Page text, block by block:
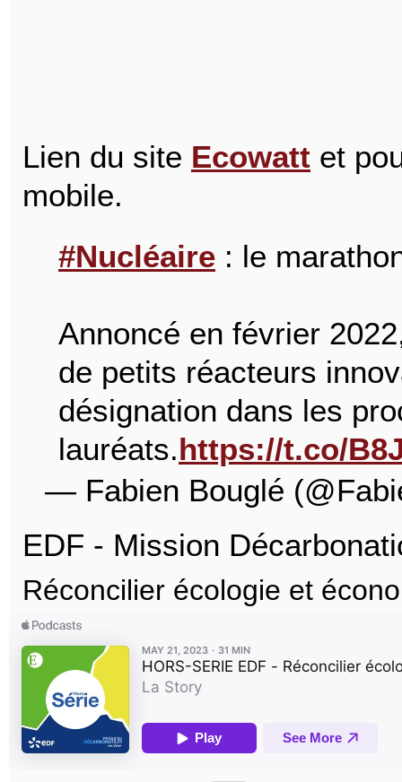
Lien du site Ecowatt et
mobile.
#Nucléaire : le
Annoncé en février
de petits réacteurs
désignation dans les
lauréats.https://t.co/
— Fabien Bouglé
EDF - Mission
Réconcilier écologie et